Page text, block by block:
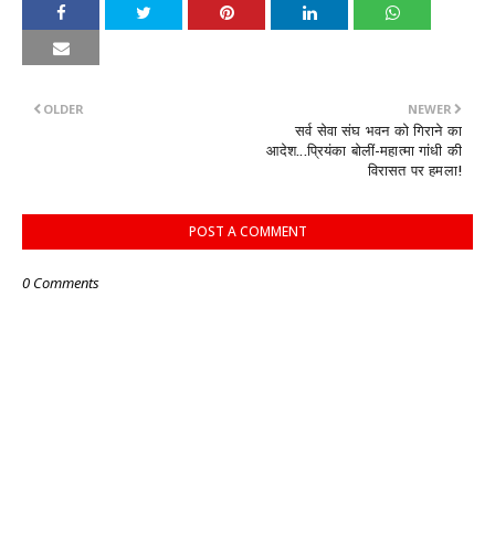
NEWER
सर्व सेवा संघ भवन को गिराने का
आदेश...प्रियंका बोलीं-महात्मा गांधी की
विरासत पर हमला!
OLDER
POST A COMMENT
0 Comments